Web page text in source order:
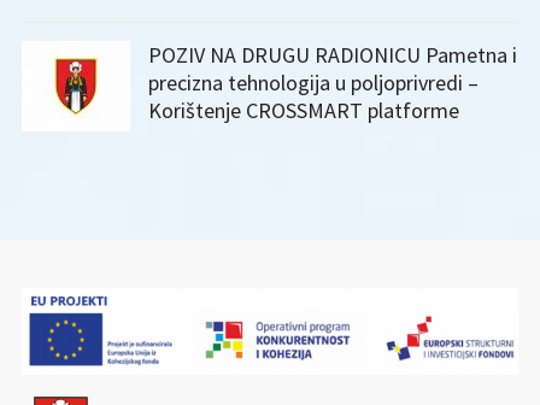
POZIV NA DRUGU RADIONICU Pametna i
precizna tehnologija u poljoprivredi –
Korištenje CROSSMART platforme